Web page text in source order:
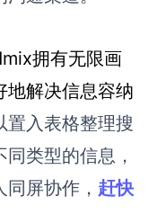
拥有无限画
地解决信息容纳
置入表格整理搜
类型的信息，
屏协作， 赶快